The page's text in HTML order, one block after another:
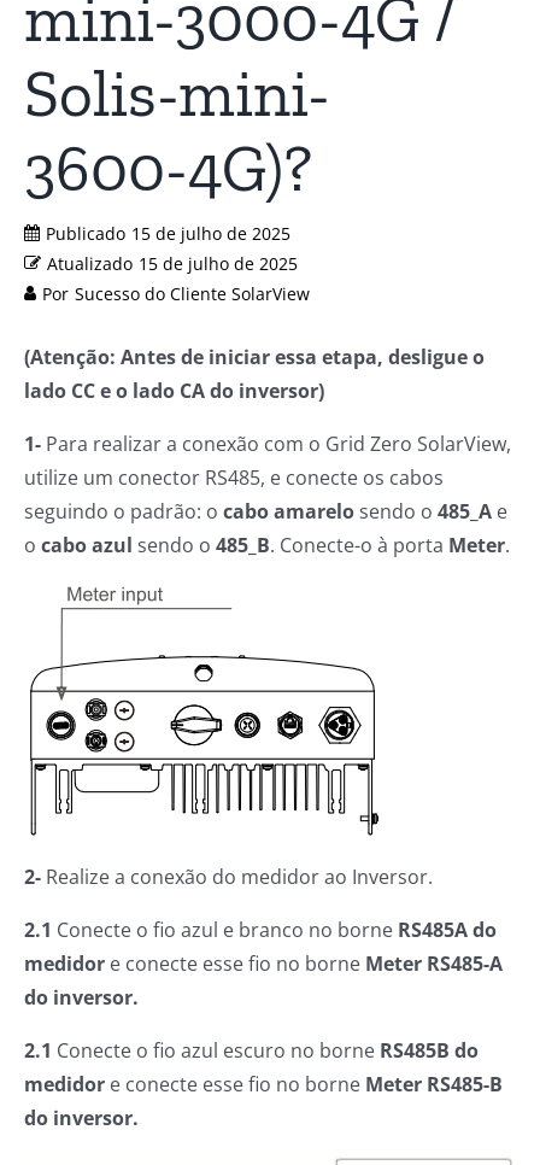
mini-3000-4G /
Solis-mini-
3600-4G)?
Publicado 15 de julho de 2025
Atualizado 15 de julho de 2025
Por Sucesso do Cliente SolarView
(Atenção: Antes de iniciar essa etapa, desligue o
lado CC e o lado CA do inversor)
1- Para realizar a conexão com o Grid Zero SolarView,
utilize um conector RS485, e conecte os cabos
seguindo o padrão: o cabo amarelosendo o 485_A e
o cabo azul sendo o 485_B. Conecte-o à porta Meter.
2- Realize a conexão do medidor ao Inversor.
2.1 Conecte o fio azul e branco no borne RS485A do
medidor e conecte esse fio no borne Meter RS485-A
do inversor.
2.1 Conecte o fio azul escuro no borne RS485B do
medidor e conecte esse fio no borne Meter RS485-B
do inversor.